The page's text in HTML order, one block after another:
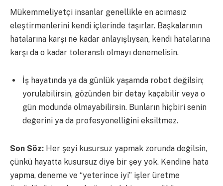
Mükemmeliyetçi insanlar genellikle en acımasız
eleştirmenlerini kendi içlerinde taşırlar. Başkalarının
hatalarına karşı ne kadar anlayışlıysan, kendi hatalarına
karşı da o kadar toleranslı olmayı denemelisin.
İş hayatında ya da günlük yaşamda robot değilsin;
yorulabilirsin, gözünden bir detay kaçabilir veya o
gün modunda olmayabilirsin. Bunların hiçbiri senin
değerini ya da profesyonelliğini eksiltmez.
Son Söz: Her şeyi kusursuz yapmak zorunda değilsin,
çünkü hayatta kusursuz diye bir şey yok. Kendine hata
yapma, deneme ve “yeterince iyi” işler üretme